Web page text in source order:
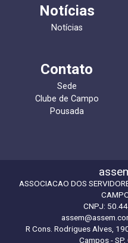
Notícias
Notícias
Contato
Sede
Clube de Campo
Pousada
ASSOCIACAO DOS
CNPJ:
R Cons. Rodrigues Alves,
Campos -